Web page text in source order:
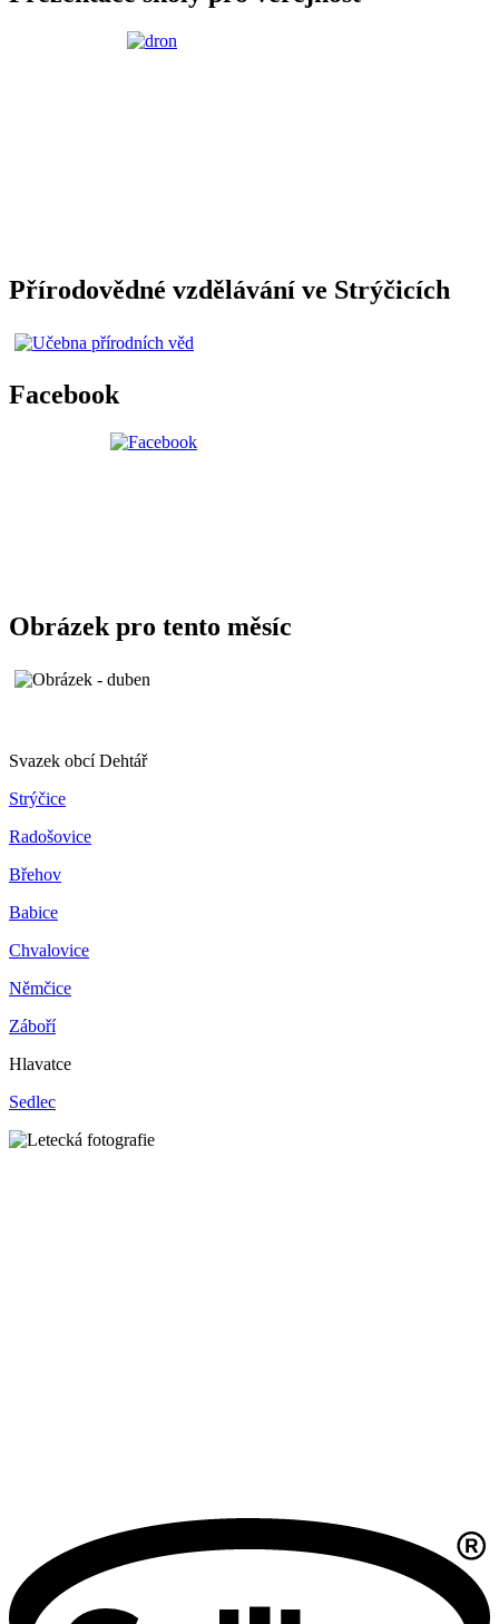
Přírodovědné vzdělávání ve Strýčicích
Facebook
Obrázek pro tento měsíc
Svazek obcí Dehtář
Strýčice
Radošovice
Břehov
Babice
Chvalovice
Němčice
Záboří
Hlavatce
Sedlec